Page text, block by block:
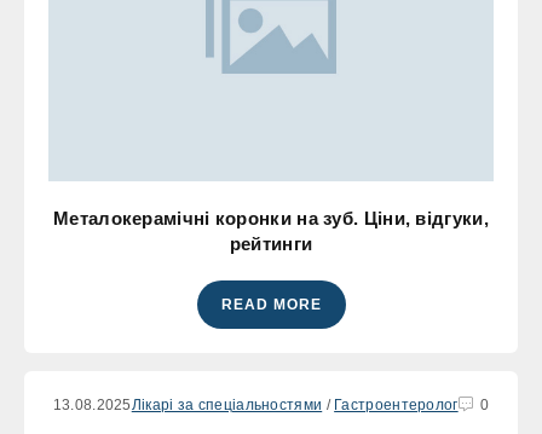
Металокерамічні коронки на зуб. Ціни, відгуки,
рейтинги
READ MORE
13.08.2025 Лікарі за спеціальностями / Гастроентеролог 0